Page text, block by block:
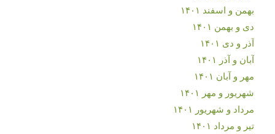
بهمن و اسفند ۱۴۰۱
دی و بهمن ۱۴۰۱
آذر و دی ۱۴۰۱
آبان و آذر ۱۴۰۱
مهر و آبان ۱۴۰۱
شهریور و مهر ۱۴۰۱
مرداد و شهریور ۱۴۰۱
تیر و مرداد ۱۴۰۱